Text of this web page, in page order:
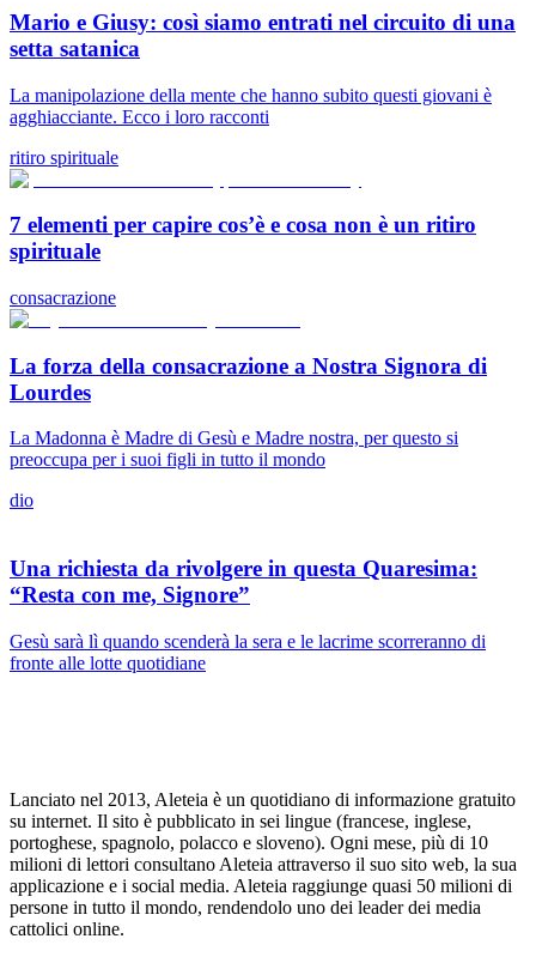
Mario e Giusy: così siamo entrati nel circuito di una
setta satanica
La manipolazione della mente che hanno subito questi giovani è
agghiacciante. Ecco i loro racconti
ritiro spirituale
7 elementi per capire cos’è e cosa non è un ritiro
spirituale
consacrazione
La forza della consacrazione a Nostra Signora di
Lourdes
La Madonna è Madre di Gesù e Madre nostra, per questo si
preoccupa per i suoi figli in tutto il mondo
dio
Una richiesta da rivolgere in questa Quaresima:
“Resta con me, Signore”
Gesù sarà lì quando scenderà la sera e le lacrime scorreranno di
fronte alle lotte quotidiane
Lanciato nel 2013, Aleteia è un quotidiano di informazione gratuito
su internet. Il sito è pubblicato in sei lingue (francese, inglese,
portoghese, spagnolo, polacco e sloveno). Ogni mese, più di 10
milioni di lettori consultano Aleteia attraverso il suo sito web, la sua
applicazione e i social media. Aleteia raggiunge quasi 50 milioni di
persone in tutto il mondo, rendendolo uno dei leader dei media
cattolici online.